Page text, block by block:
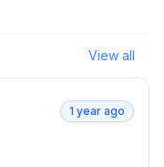
View all
1 year ago